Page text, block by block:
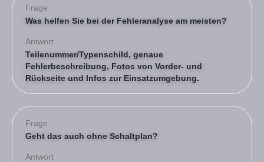
Frage
Was helfen Sie bei der Fehleranalyse am meisten?
Antwort
Teilenummer/Typenschild, genaue
Fehlerbeschreibung, Fotos von Vorder- und
Rückseite und Infos zur Einsatzumgebung.
Frage
Geht das auch ohne Schaltplan?
Antwort